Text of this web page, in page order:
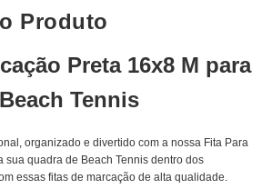
Produto
Preta 16x8 M para
Tennis
organizado e divertido com a nossa Fita Para
sua quadra de Beach Tennis dentro dos
essas fitas de marcação de alta qualidade.